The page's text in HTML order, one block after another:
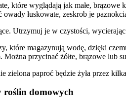
które wyglądają jak małe,
łuskowate, zeskrob je
Utrzymuj je w czystości,
które magazynują wodę, dzięki
przycinać żółte, brązowe lub
zielona paproć będzie żyła przez
roślin domowych